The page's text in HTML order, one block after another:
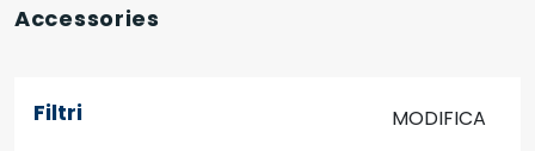
Accessories
Filtri MODIFICA